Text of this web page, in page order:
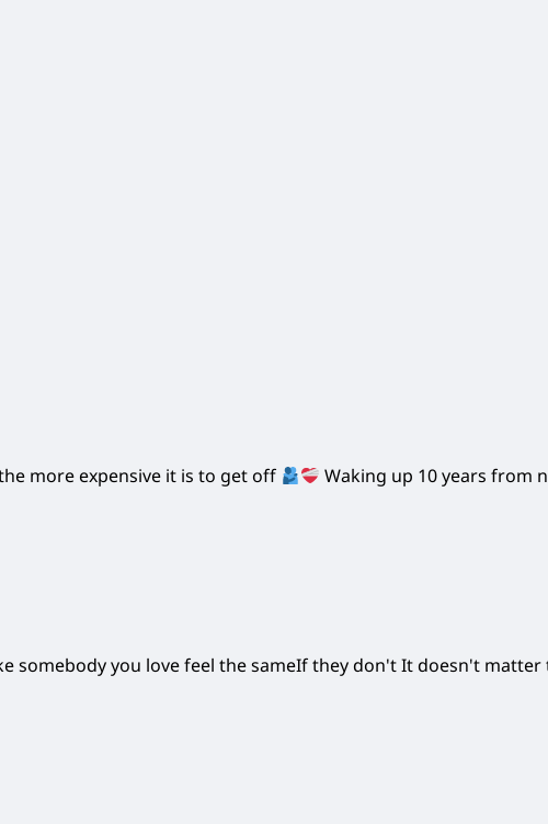
more expensive it is to get off
Waking up 10 years from
somebody you love feel the sameIf they don't It doesn't